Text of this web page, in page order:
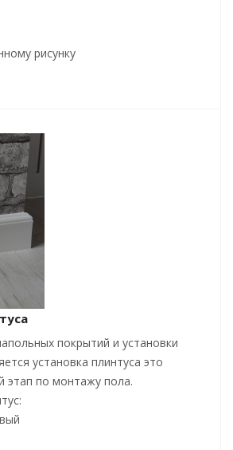
рисунку
покрытий и установки
установка плинтуса это
этап по монтажу пола.